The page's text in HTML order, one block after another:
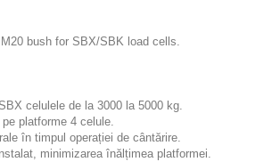
bush for SBX/SBK load cells.
celulele de la 3000 la 5000 kg.
platforme 4 celule.
în timpul operației de cântărire.
minimizarea înălțimea platformei.